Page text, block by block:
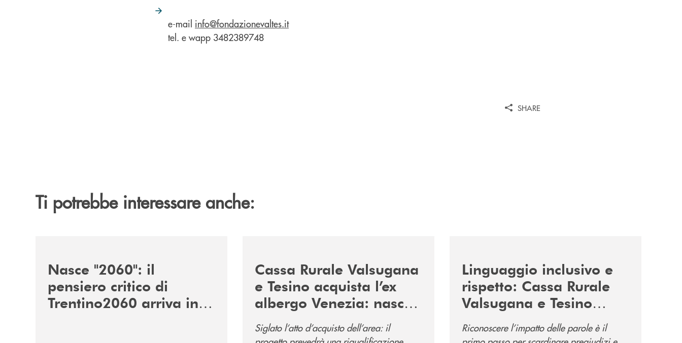
e-mail info@fondazionevaltes.it
tel. e wapp 3482389748
SHARE
Ti potrebbe interessare anche:
Nasce "2060": il
pensiero critico di
Trentino2060 arriva in
Cassa Rurale Valsugana
e Tesino acquista l’ex
albergo Venezia: nasce
il nuovo polo
direzionale della banca
Siglato l’atto d’acquisto dell’area: il
Linguaggio inclusivo e
rispetto: Cassa Rurale
Valsugana e Tesino
promuove la campagna
“Tolleranza Zero”
Riconoscere l’impatto delle parole è il